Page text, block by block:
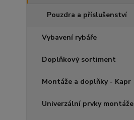
Pouzdra a příslušenství
Vybavení rybáře
Doplňkový sortiment
Montáže a doplňky - Kapr
Univerzální prvky montáže